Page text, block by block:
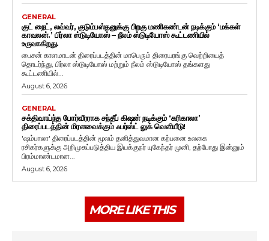
GENERAL
குட் நைட், லவ்வர், குடும்பஸ்தனுக்கு பிறகு மணிகண்டன் நடிக்கும் ‘மக்கள்
காவலன்.’ பிர்லா ஸ்டுடியோஸ் – நீலம் ஸ்டுடியோஸ் கூட்டணியில்
உருவாகிறது.
பைசன் காளமாடன் திரைப்படத்தின் மாபெரும் திரையரங்கு வெற்றியைத்
தொடர்ந்து, பிர்லா ஸ்டுடியோஸ் மற்றும் நீலம் ஸ்டுடியோஸ் தங்களது
கூட்டணியில்...
August 6, 2026
GENERAL
சக்திவாய்ந்த போர்வீரராக சந்தீப் கிஷன் நடிக்கும் ‘கரிகாலா’
திரைப்படத்தின் மிரளவைக்கும் ஃபர்ஸ்ட் லுக் வெளியீடு!
'ஷம்பாலா' திரைப்படத்தின் மூலம் தனித்துவமான கற்பனை உலகை
ரசிகர்களுக்கு அறிமுகப்படுத்திய இயக்குநர் யுகேந்தர் முனி, தற்போது இன்னும்
பிரம்மாண்டமான...
August 6, 2026
MORE LIKE THIS